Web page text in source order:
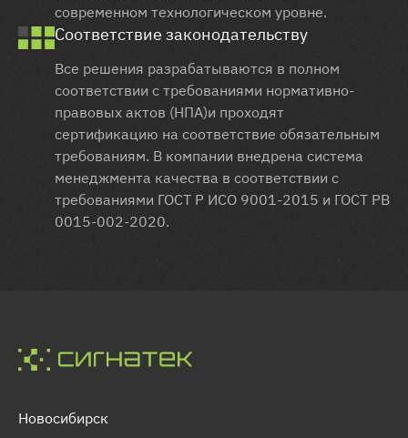
современном технологическом уровне.
Соответствие законодательству
Все решения разрабатываются в полном
соответствии с требованиями нормативно-
правовых актов (НПА)и проходят
сертификацию на соответствие обязательным
требованиям. В компании внедрена система
менеджмента качества в соответствии с
требованиями ГОСТ Р ИСО 9001-2015 и ГОСТ РВ
0015-002-2020.
Новосибирск